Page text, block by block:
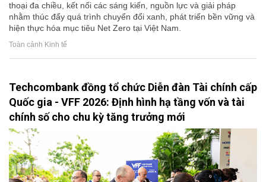
thoại đa chiều, kết nối các sáng kiến, nguồn lực và giải pháp
nhằm thúc đẩy quá trình chuyển đổi xanh, phát triển bền vững và
hiện thực hóa mục tiêu Net Zero tại Việt Nam.
Toàn cảnh Kinh tế
Techcombank đồng tổ chức Diễn đàn Tài chính cấp
Quốc gia - VFF 2026: Định hình hạ tầng vốn và tài
chính số cho chu kỳ tăng trưởng mới